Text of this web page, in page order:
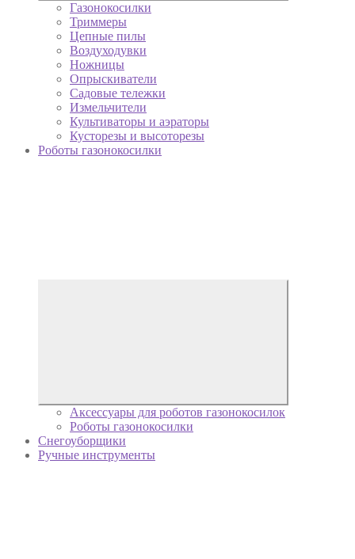
Газонокосилки
Триммеры
Цепные пилы
Воздуходувки
Ножницы
Опрыскиватели
Садовые тележки
Измельчители
Культиваторы и аэраторы
Кусторезы и высоторезы
Роботы газонокосилки
Аксессуары для роботов газонокосилок
Роботы газонокосилки
Снегоуборщики
Ручные инструменты